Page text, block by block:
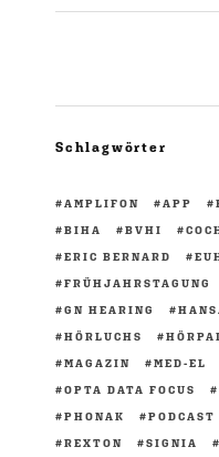
Schlagwörter
AMPLIFON APP
BIHA
BVHI
ERIC BERNARD
FRÜHJAHRSTAGUNG
GN HEARING
HÖRLUCHS
MAGAZIN
MED-EL
OPTA DATA FOCUS
PHONAK
PODCAST
REXTON
SIGNIA